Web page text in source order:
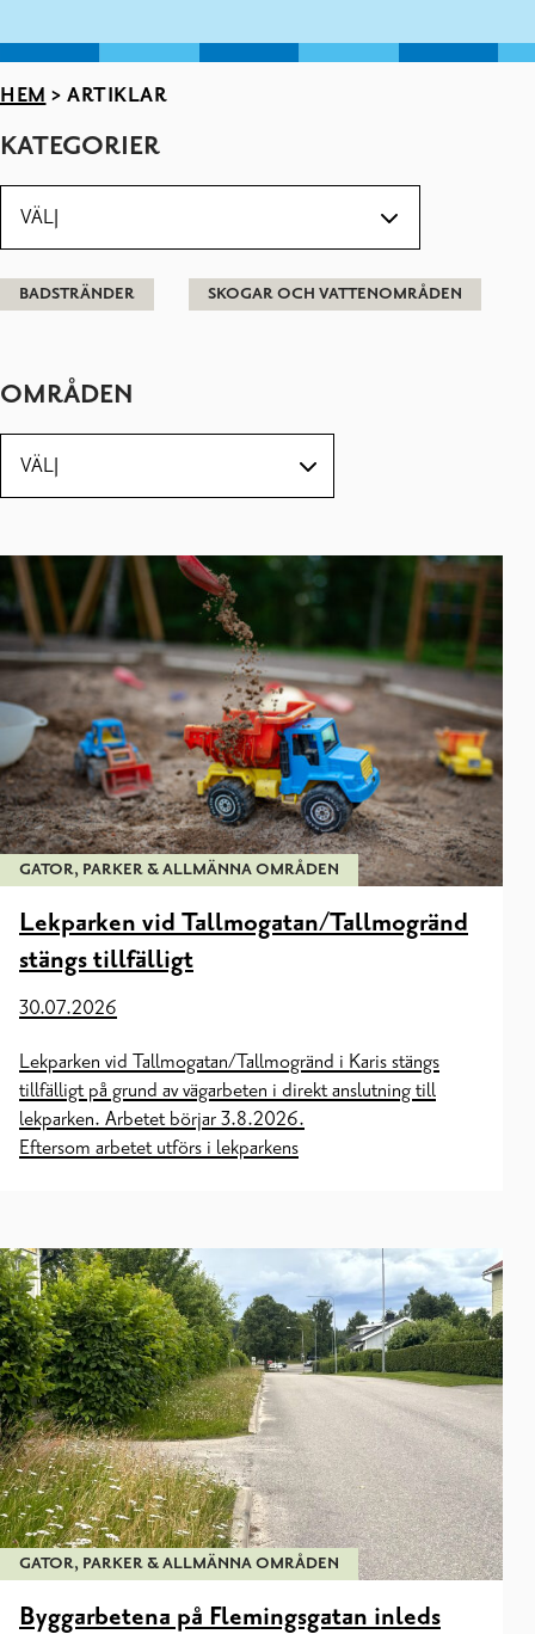
HEM > ARTIKLAR
KATEGORIER
BADSTRÄNDER SKOGAR OCH VATTENOMRÅDEN
OMRÅDEN
GATOR, PARKER & ALLMÄNNA OMRÅDEN
Lekparken vid Tallmogatan/Tallmogränd
stängs tillfälligt
30.07.2026
Lekparken vid Tallmogatan/Tallmogränd i Karis stängs
tillfälligt på grund av vägarbeten i direkt anslutning till
lekparken. Arbetet börjar 3.8.2026.
Eftersom arbetet utförs i lekparkens
GATOR, PARKER & ALLMÄNNA OMRÅDEN
Byggarbetena på Flemingsgatan inleds